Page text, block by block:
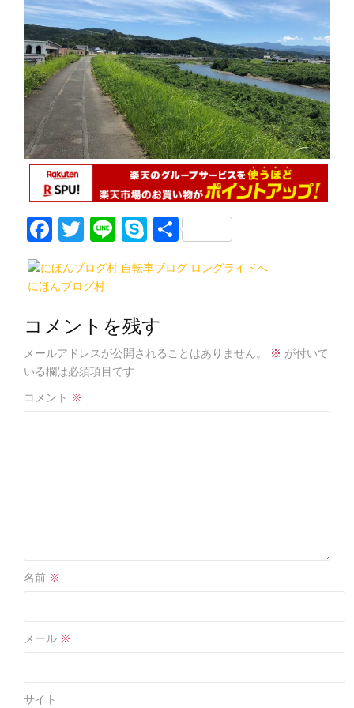
F
a
c
b
o
o
k
T
w
itt
Li
n
e
S
k
y
e
共
有
にほんブログ村
コメントを残す
メールアドレスが公開されることはありません。 ※ が付いて
いる欄は必須項目です
コメント ※
名前 ※
メール ※
サイト